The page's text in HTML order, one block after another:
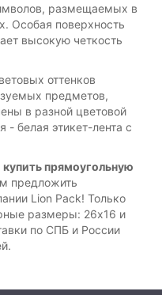
размещаемых в
Особая поверхность
высокую четкость
оттенков
предметов,
в разной цветовой
- белая этикет-лента с
купить прямоугольную
предложить
Lion Pack! Только
размеры: 26х16 и
по СПБ и России